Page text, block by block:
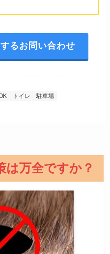
るお問い合わせ
トイレ 駐車場
は万全ですか？